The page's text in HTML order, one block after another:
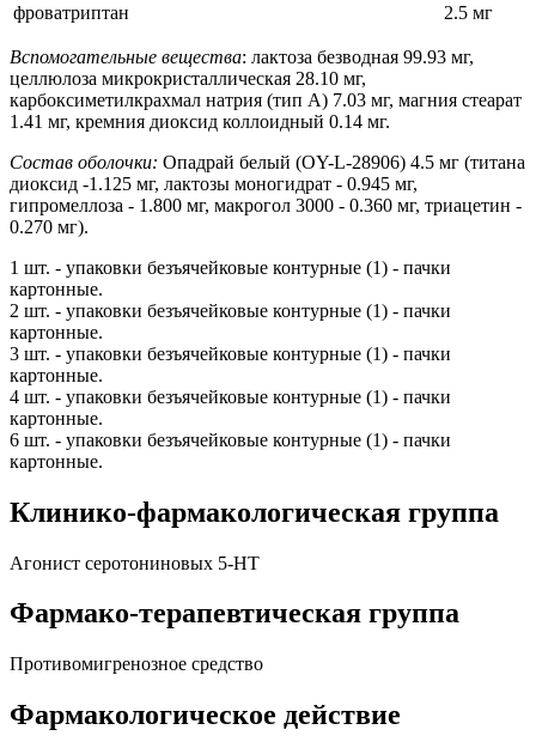
фроватриптан
2.5 мг
Вспомогательные вещества: лактоза безводная 99.93 мг,
целлюлоза микрокристаллическая 28.10 мг,
карбоксиметилкрахмал натрия (тип А) 7.03 мг, магния стеарат
1.41 мг, кремния диоксид коллоидный 0.14 мг.
Состав оболочки: Опадрай белый (OY-L-28906) 4.5 мг (титана
диоксид -1.125 мг, лактозы моногидрат - 0.945 мг,
гипромеллоза - 1.800 мг, макрогол 3000 - 0.360 мг, триацетин -
0.270 мг).
1 шт. - упаковки безъячейковые контурные (1) - пачки
картонные.
2 шт. - упаковки безъячейковые контурные (1) - пачки
картонные.
3 шт. - упаковки безъячейковые контурные (1) - пачки
картонные.
4 шт. - упаковки безъячейковые контурные (1) - пачки
картонные.
6 шт. - упаковки безъячейковые контурные (1) - пачки
картонные.
Клинико-фармакологическая группа
Агонист серотониновых 5-HT
Фармако-терапевтическая группа
Противомигренозное средство
Фармакологическое действие